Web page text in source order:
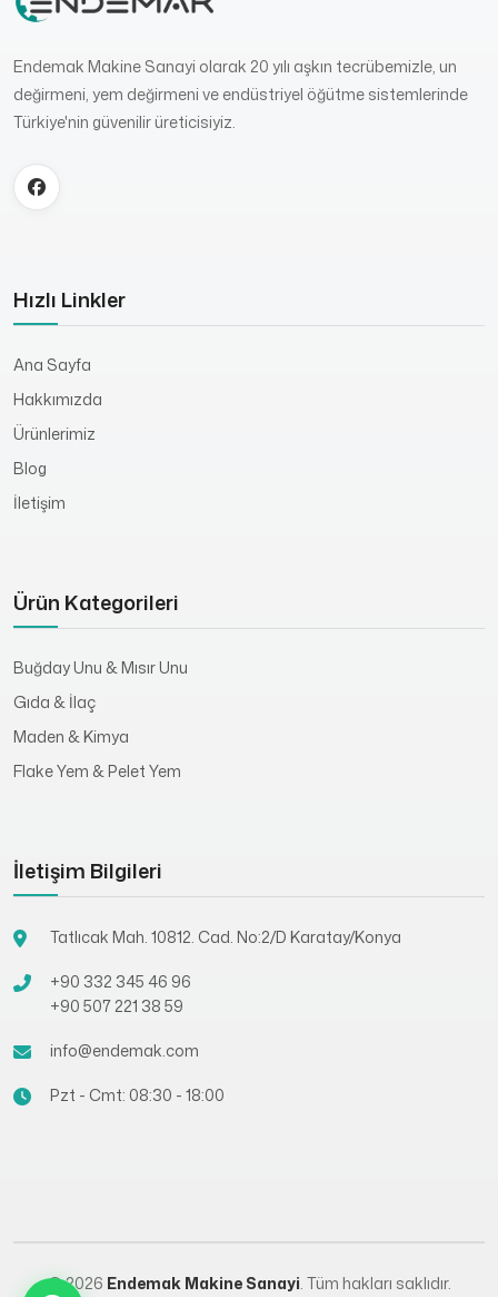
Endemak Makine Sanayi olarak 20 yılı aşkın tecrübemizle, un
değirmeni, yem değirmeni ve endüstriyel öğütme sistemlerinde
Türkiye'nin güvenilir üreticisiyiz.
Hızlı Linkler
Ana Sayfa
Hakkımızda
Ürünlerimiz
Blog
İletişim
Ürün Kategorileri
Buğday Unu & Mısır Unu
Gıda & İlaç
Maden & Kimya
Flake Yem & Pelet Yem
İletişim Bilgileri
Tatlıcak Mah. 10812. Cad. No:2/D Karatay/Konya
+90 332 345 46 96
+90 507 221 38 59
info@endemak.com
Pzt - Cmt: 08:30 - 18:00
© 2026 Endemak Makine Sanayi. Tüm hakları saklıdır.